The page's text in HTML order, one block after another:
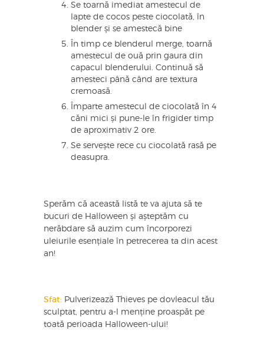
Se toarnă imediat amestecul de
lapte de cocos peste ciocolată, în
blender și se amestecă bine
În timp ce blenderul merge, toarnă
amestecul de ouă prin gaura din
capacul blenderului. Continuă să
amesteci până când are textura
cremoasă.
Împarte amestecul de ciocolată în 4
căni mici și pune-le în frigider timp
de aproximativ 2 ore.
Se servește rece cu ciocolată rasă pe
deasupra.
Sperăm că această listă te va ajuta să te
bucuri de Halloween și așteptăm cu
nerăbdare să auzim cum încorporezi
uleiurile esențiale în petrecerea ta din acest
an!
Sfat: Pulverizează Thieves pe dovleacul tău
sculptat, pentru a-l menține proaspăt pe
toată perioada Halloween-ului!